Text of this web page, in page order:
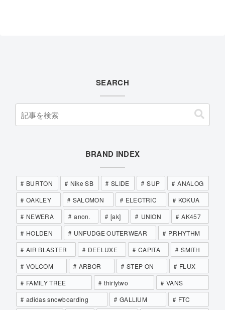
SEARCH
BRAND INDEX
BURTON Nike SB SLIDE SUP
ANALOG
OAKLEY
SALOMON ELECTRIC
KOKUA
NEWERA
anon. [ak] UNION
AK457
HOLDEN
UNFUDGE OUTERWEAR
P.RHYTHM
AIR BLASTER
DEELUXE CAPITA
SMITH
VOLCOM
ARBOR STEP ON
FLUX
FAMILY TREE
thirtytwo
VANS
adidas snowboarding
GALLIUM
FTC